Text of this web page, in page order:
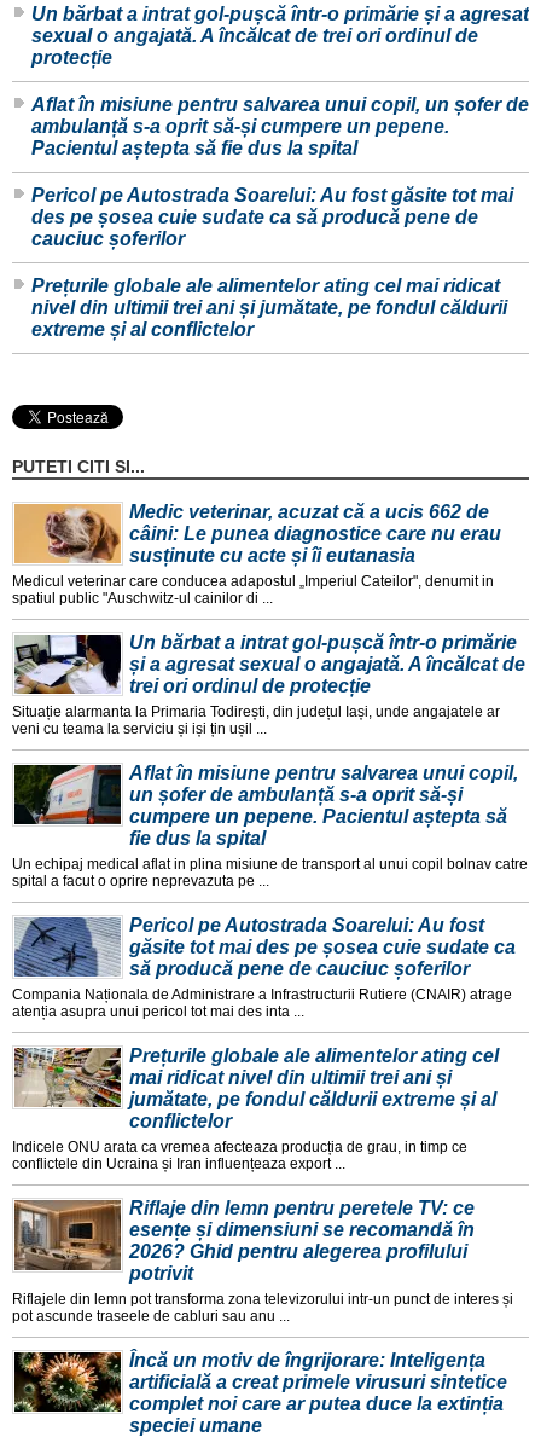
Un bărbat a intrat gol-pușcă într-o primărie și a agresat
sexual o angajată. A încălcat de trei ori ordinul de
protecție
Aflat în misiune pentru salvarea unui copil, un șofer de
ambulanță s-a oprit să-și cumpere un pepene.
Pacientul aștepta să fie dus la spital
Pericol pe Autostrada Soarelui: Au fost găsite tot mai
des pe șosea cuie sudate ca să producă pene de
cauciuc șoferilor
Prețurile globale ale alimentelor ating cel mai ridicat
nivel din ultimii trei ani și jumătate, pe fondul căldurii
extreme și al conflictelor
PUTETI CITI SI...
Medic veterinar, acuzat că a ucis 662 de
câini: Le punea diagnostice care nu erau
susținute cu acte și îi eutanasia
Medicul veterinar care conducea adapostul „Imperiul Cateilor", denumit in
spatiul public "Auschwitz-ul cainilor di ...
Un bărbat a intrat gol-pușcă într-o primărie
și a agresat sexual o angajată. A încălcat de
trei ori ordinul de protecție
Situație alarmanta la Primaria Todirești, din județul Iași, unde angajatele ar
veni cu teama la serviciu și iși țin ușil ...
Aflat în misiune pentru salvarea unui copil,
un șofer de ambulanță s-a oprit să-și
cumpere un pepene. Pacientul aștepta să
fie dus la spital
Un echipaj medical aflat in plina misiune de transport al unui copil bolnav catre
spital a facut o oprire neprevazuta pe ...
Pericol pe Autostrada Soarelui: Au fost
găsite tot mai des pe șosea cuie sudate ca
să producă pene de cauciuc șoferilor
Compania Naționala de Administrare a Infrastructurii Rutiere (CNAIR) atrage
atenția asupra unui pericol tot mai des inta ...
Prețurile globale ale alimentelor ating cel
mai ridicat nivel din ultimii trei ani și
jumătate, pe fondul căldurii extreme și al
conflictelor
Indicele ONU arata ca vremea afecteaza producția de grau, in timp ce
conflictele din Ucraina și Iran influențeaza export ...
Riflaje din lemn pentru peretele TV: ce
esențe și dimensiuni se recomandă în
2026? Ghid pentru alegerea profilului
potrivit
Riflajele din lemn pot transforma zona televizorului intr-un punct de interes și
pot ascunde traseele de cabluri sau anu ...
Încă un motiv de îngrijorare: Inteligența
artificială a creat primele virusuri sintetice
complet noi care ar putea duce la extinția
speciei umane